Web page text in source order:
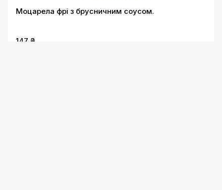
Моцарела фрі з брусничним соусом.
147 ₴